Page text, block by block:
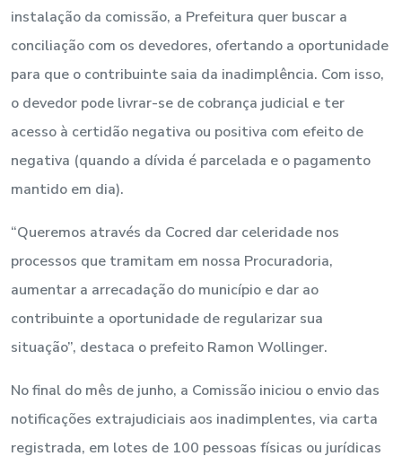
instalação da comissão, a Prefeitura quer buscar a
conciliação com os devedores, ofertando a oportunidade
para que o contribuinte saia da inadimplência. Com isso,
o devedor pode livrar-se de cobrança judicial e ter
acesso à certidão negativa ou positiva com efeito de
negativa (quando a dívida é parcelada e o pagamento
mantido em dia).
“Queremos através da Cocred dar celeridade nos
processos que tramitam em nossa Procuradoria,
aumentar a arrecadação do município e dar ao
contribuinte a oportunidade de regularizar sua
situação”, destaca o prefeito Ramon Wollinger.
No final do mês de junho, a Comissão iniciou o envio das
notificações extrajudiciais aos inadimplentes, via carta
registrada, em lotes de 100 pessoas físicas ou jurídicas